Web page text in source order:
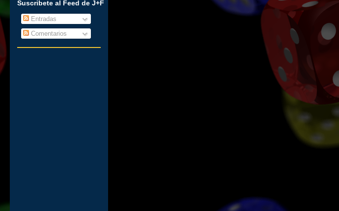
Suscribete al Feed de J+F
Entradas
Comentarios